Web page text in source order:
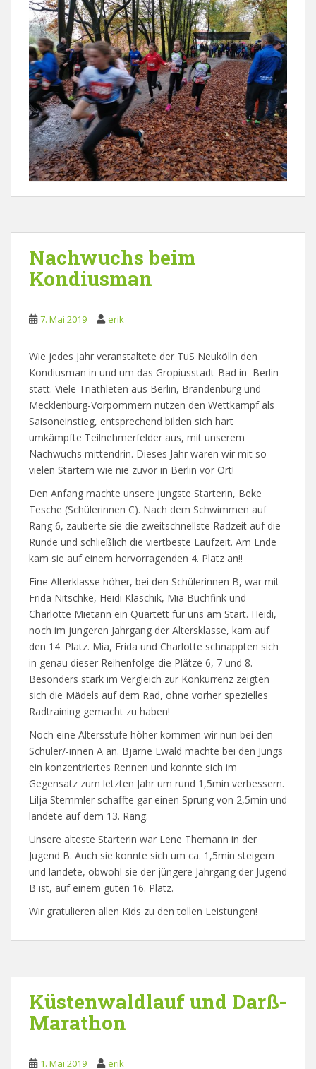
Nachwuchs beim
Kondiusman
7. Mai 2019 erik
Wie jedes Jahr veranstaltete der TuS Neukölln den
Kondiusman in und um das Gropiusstadt-Bad in Berlin
statt. Viele Triathleten aus Berlin, Brandenburg und
Mecklenburg-Vorpommern nutzen den Wettkampf als
Saisoneinstieg, entsprechend bilden sich hart
umkämpfte Teilnehmerfelder aus, mit unserem
Nachwuchs mittendrin. Dieses Jahr waren wir mit so
vielen Startern wie nie zuvor in Berlin vor Ort!
Den Anfang machte unsere jüngste Starterin, Beke
Tesche (Schülerinnen C). Nach dem Schwimmen auf
Rang 6, zauberte sie die zweitschnellste Radzeit auf die
Runde und schließlich die viertbeste Laufzeit. Am Ende
kam sie auf einem hervorragenden 4. Platz an!!
Eine Alterklasse höher, bei den Schülerinnen B, war mit
Frida Nitschke, Heidi Klaschik, Mia Buchfink und
Charlotte Mietann ein Quartett für uns am Start. Heidi,
noch im jüngeren Jahrgang der Altersklasse, kam auf
den 14. Platz. Mia, Frida und Charlotte schnappten sich
in genau dieser Reihenfolge die Plätze 6, 7 und 8.
Besonders stark im Vergleich zur Konkurrenz zeigten
sich die Mädels auf dem Rad, ohne vorher spezielles
Radtraining gemacht zu haben!
Noch eine Altersstufe höher kommen wir nun bei den
Schüler/-innen A an. Bjarne Ewald machte bei den Jungs
ein konzentriertes Rennen und konnte sich im
Gegensatz zum letzten Jahr um rund 1,5min verbessern.
Lilja Stemmler schaffte gar einen Sprung von 2,5min und
landete auf dem 13. Rang.
Unsere älteste Starterin war Lene Themann in der
Jugend B. Auch sie konnte sich um ca. 1,5min steigern
und landete, obwohl sie der jüngere Jahrgang der Jugend
B ist, auf einem guten 16. Platz.
Wir gratulieren allen Kids zu den tollen Leistungen!
Küstenwaldlauf und Darß-
Marathon
1. Mai 2019 erik